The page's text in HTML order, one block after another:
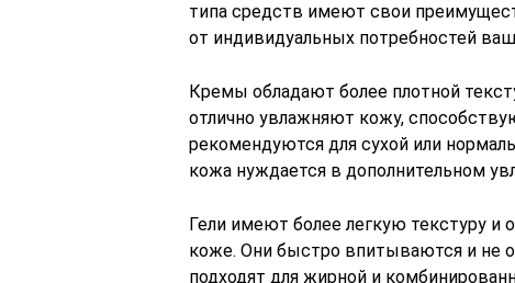
типа средств имеют свои
от индивидуальных потребностей
Кремы обладают более плотной
отлично увлажняют кожу,
рекомендуются для сухой или
кожа нуждается в дополнительном
Гели имеют более легкую текстуру
коже. Они быстро впитываются и не
подходят для жирной и